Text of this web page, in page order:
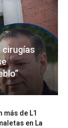
cirugías
de L1
en La